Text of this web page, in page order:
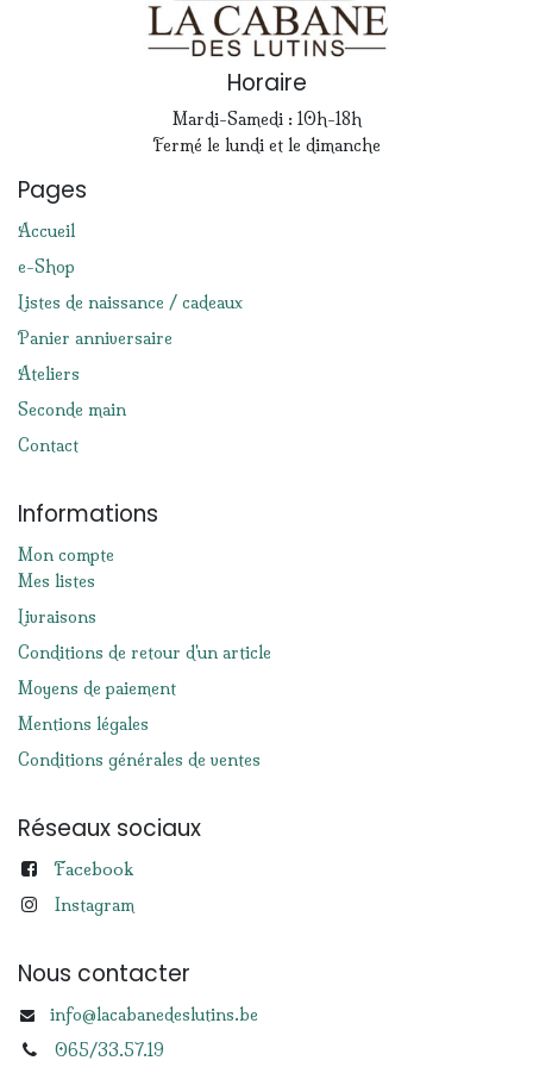
Horaire
Mardi-Samedi : 10h-18h
Fermé le lundi et le dimanche
Pages
Accueil
e-Shop
Listes de naissance / cadeaux
Panier anniversaire
Ateliers
Seconde main
Contact
Informations
Mon compte
Mes listes
Livraisons
Conditions de retour d'un article
Moyens de paiement
Mentions légales
Conditions générales de ventes
Réseaux sociaux
Facebook
Instagram
Nous contacter
info@lacabanedeslutins.be
065/33.57.19